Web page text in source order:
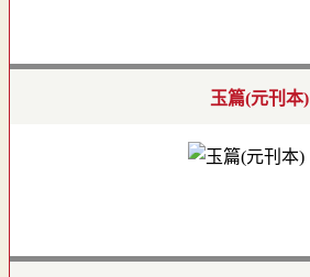
玉篇(元刊本)